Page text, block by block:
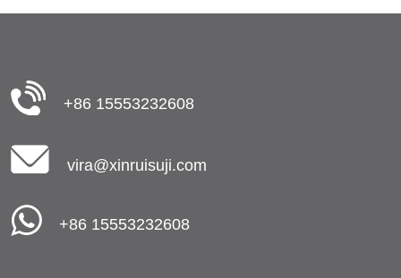
+86 15553232608
vira@xinruisuji.com
+86 15553232608